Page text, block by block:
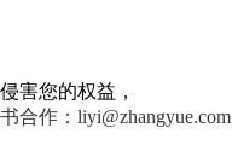
害您的权益，
合作：liyi@zhangyue.com